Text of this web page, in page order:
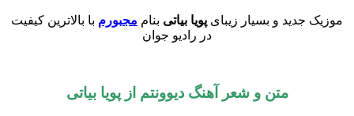
موزیک جدید و بسیار زیبای پویا بیاتی بنام مجبورم با بالاترین کیفیت
در رادیو جوان
متن و شعر آهنگدیوونتم ازپویا بیاتی